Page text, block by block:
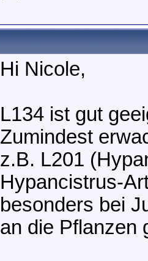
Hi Nicole,
L134 ist gut
Zumindest
z.B. L201
Hypancistrus-
besonders bei
an die Pflanzen